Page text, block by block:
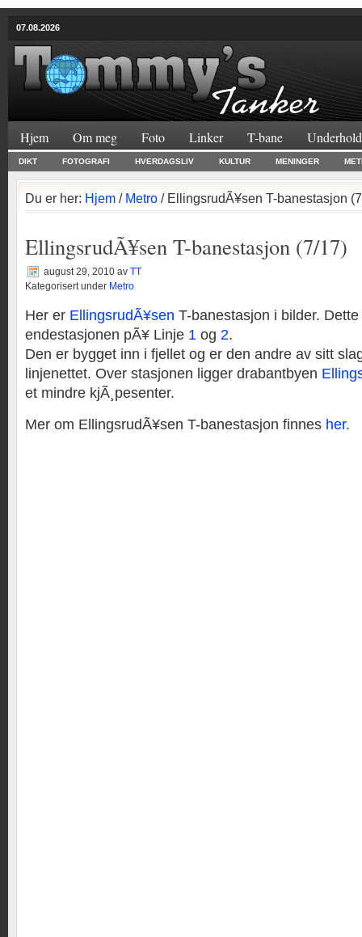
07.08.2026
Hjem Om meg Foto Linker T-bane
DIKT FOTOGRAFI HVERDAGSLIV KULTUR MENINGER
Du er her: Hjem / Metro / EllingsrudÃ¥sen T-banestasjon
EllingsrudÃ¥sen T-banestasjon (7/17)
august 29, 2010 av TT
Kategorisert under Metro
Her er EllingsrudÃ¥sen T-banestasjon i bilder. Dette
endestasjonen pÃ¥ Linje 1 og 2.
Den er bygget inn i fjellet og er den andre av sitt
linjenettet. Over stasjonen ligger drabantbyen
et mindre kjÃ¸pesenter.
Mer om EllingsrudÃ¥sen T-banestasjon finnes her.